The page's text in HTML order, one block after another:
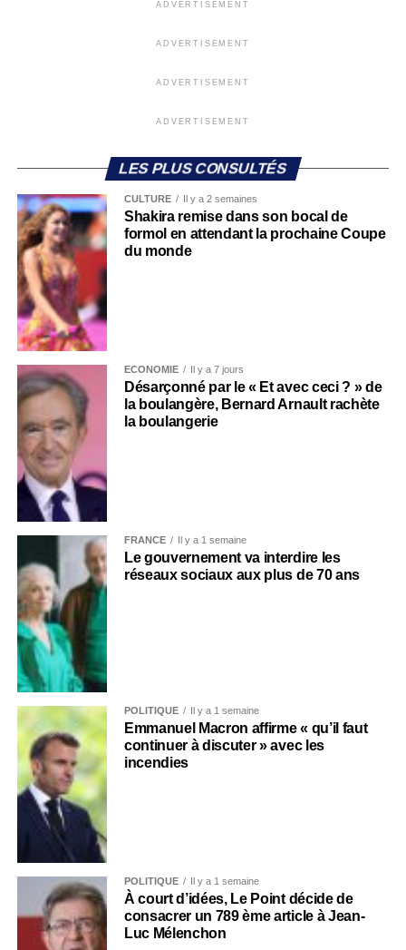
ADVERTISEMENT
ADVERTISEMENT
ADVERTISEMENT
ADVERTISEMENT
LES PLUS CONSULTÉS
CULTURE Il y a 2 semaines
Shakira remise dans son bocal de
formol en attendant la prochaine Coupe
du monde
ECONOMIE Il y a 7 jours
Désarçonné par le « Et avec ceci ? » de
la boulangère, Bernard Arnault rachète
la boulangerie
FRANCE Il y a 1 semaine
Le gouvernement va interdire les
réseaux sociaux aux plus de 70 ans
POLITIQUE Il y a 1 semaine
Emmanuel Macron affirme « qu’il faut
continuer à discuter » avec les
incendies
POLITIQUE Il y a 1 semaine
À court d’idées, Le Point décide de
consacrer un 789 ème article à Jean-
Luc Mélenchon